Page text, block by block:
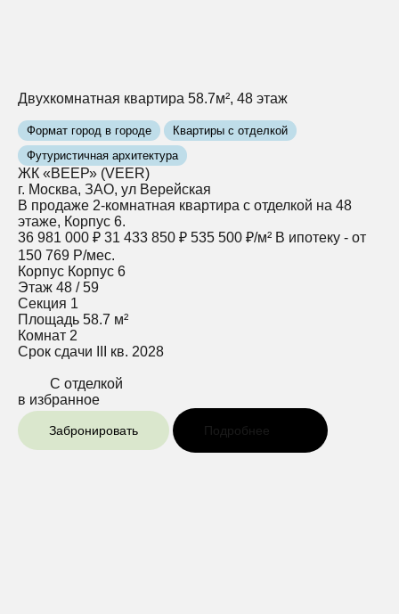
Двухкомнатная квартира 58.7м², 48 этаж
Формат город в городе
Квартиры с отделкой
Футуристичная архитектура
ЖК «ВЕЕР» (VEER)
г. Москва, ЗАО, ул Верейская
В продаже 2-комнатная квартира с отделкой на 48
этаже, Корпус 6.
36 981 000 ₽ 31 433 850 ₽ 535 500 ₽/м² В ипотеку - от
150 769 Р/мес.
Корпус Корпус 6
Этаж 48 / 59
Секция 1
Площадь 58.7 м²
Комнат 2
Срок сдачи
III кв. 2028
С отделкой
в избранное
Забронировать Подробнее